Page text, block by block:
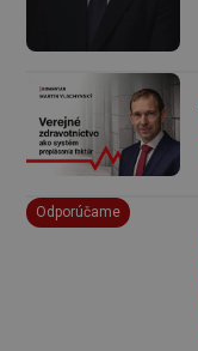
Odporúčame